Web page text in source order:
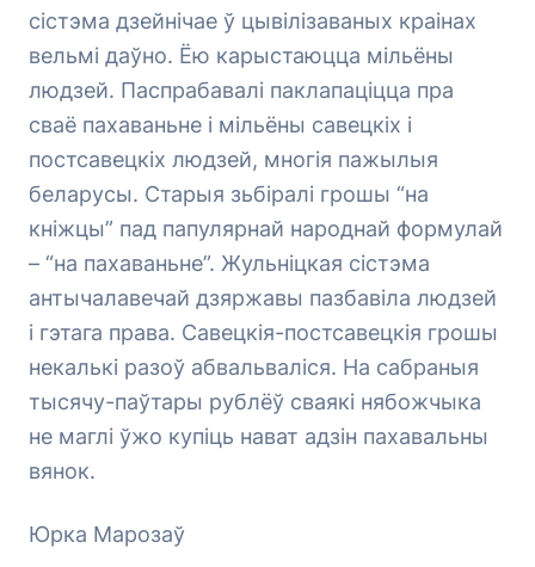
сістэма дзейнічае ў цывілізаваных краінах
вельмі даўно. Ёю карыстаюцца мільёны
людзей. Паспрабавалі паклапаціцца пра
сваё пахаваньне і мільёны савецкіх і
постсавецкіх людзей, многія пажылыя
беларусы. Старыя зьбіралі грошы “на
кніжцы” пад папулярнай народнай формулай
– “на пахаваньне”. Жульніцкая сістэма
антычалавечай дзяржавы пазбавіла людзей
і гэтага права. Савецкія-постсавецкія грошы
некалькі разоў абвальваліся. На сабраныя
тысячу-паўтары рублёў сваякі нябожчыка
не маглі ўжо купіць нават адзін пахавальны
вянок.
Юрка Марозаў